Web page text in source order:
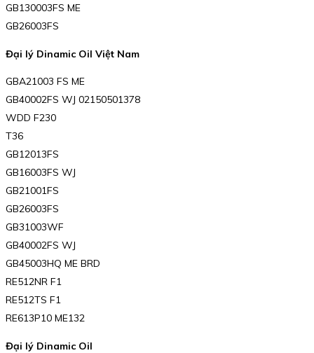
GB130003FS ME
GB26003FS
Đại lý Dinamic Oil Việt Nam
GBA21003 FS ME
GB40002FS WJ 02150501378
WDD F230
T36
GB12013FS
GB16003FS WJ
GB21001FS
GB26003FS
GB31003WF
GB40002FS WJ
GB45003HQ ME BRD
RE512NR F1
RE512TS F1
RE613P10 ME132
Đại lý Dinamic Oil